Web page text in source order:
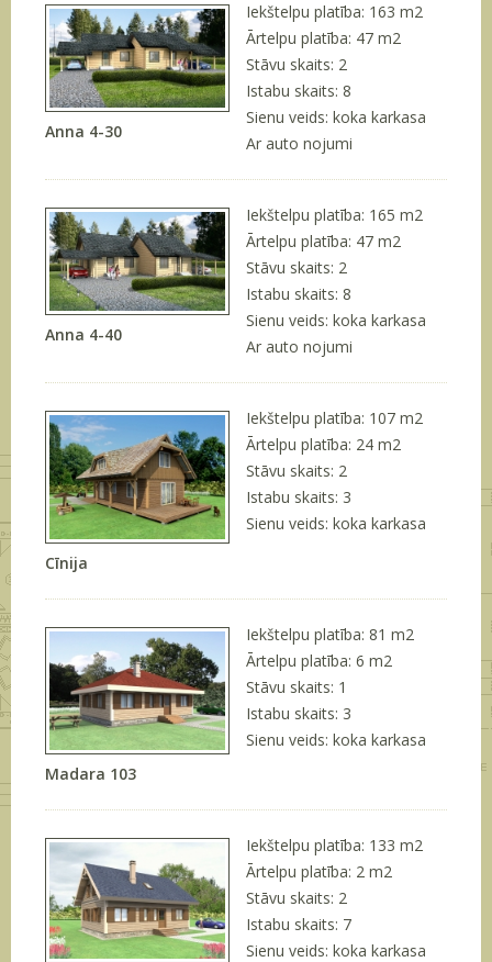
Anna 4-30
Iekštelpu platība: 163 m2
Ārtelpu platība: 47 m2
Stāvu skaits: 2
Istabu skaits: 8
Sienu veids: koka karkasa
Ar auto nojumi
Anna 4-40
Iekštelpu platība: 165 m2
Ārtelpu platība: 47 m2
Stāvu skaits: 2
Istabu skaits: 8
Sienu veids: koka karkasa
Ar auto nojumi
Cīnija
Iekštelpu platība: 107 m2
Ārtelpu platība: 24 m2
Stāvu skaits: 2
Istabu skaits: 3
Sienu veids: koka karkasa
Madara 103
Iekštelpu platība: 81 m2
Ārtelpu platība: 6 m2
Stāvu skaits: 1
Istabu skaits: 3
Sienu veids: koka karkasa
Iekštelpu platība: 133 m2
Ārtelpu platība: 2 m2
Stāvu skaits: 2
Istabu skaits: 7
Sienu veids: koka karkasa